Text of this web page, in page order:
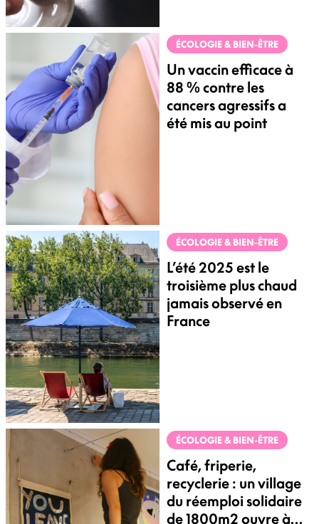
ÉCOLOGIE & BIEN-ÊTRE
Un vaccin efficace à
88 % contre les
cancers agressifs a
été mis au point
ÉCOLOGIE & BIEN-ÊTRE
L’été 2025 est le
troisième plus chaud
jamais observé en
France
ÉCOLOGIE & BIEN-ÊTRE
Café, friperie,
recyclerie : un village
du réemploi solidaire
de 1800m2 ouvre à